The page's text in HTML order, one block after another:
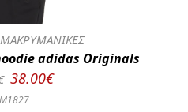
adidas Originals
38.00€